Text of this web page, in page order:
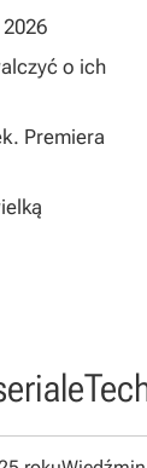
o ich
Premiera